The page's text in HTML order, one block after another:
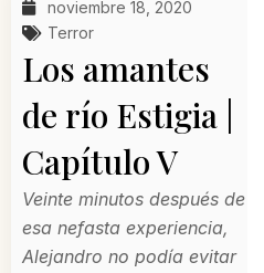
b
o
o
k
-
f
a
r
a
m
t
e
r
k
p
noviembre 18, 2020
Terror
Los amantes
de río Estigia |
Capítulo V
Veinte minutos después de
esa nefasta experiencia,
Alejandro no podía evitar